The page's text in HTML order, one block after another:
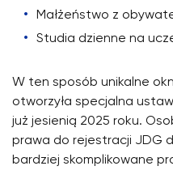
Małżeństwo z
Studia dzienne na
W ten sposób unikalne
otworzyła specjalna
już jesienią 2025 roku.
prawa do rejestracji JDG
bardziej skomplikowane